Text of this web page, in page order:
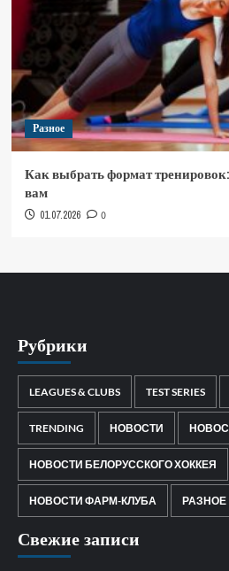
Разное
Как выбрать формат
вам
01.07.2026 0
Рубрики
LEAGUES & CLUBS TEST SERIES
TRENDING НОВОСТИ
НОВОСТИ БЕЛОРУССКОГО ХОККЕЯ
НОВОСТИ ФАРМ-КЛУБА РАЗНОЕ
Свежие записи